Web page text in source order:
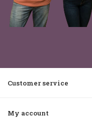
Customer service
My account